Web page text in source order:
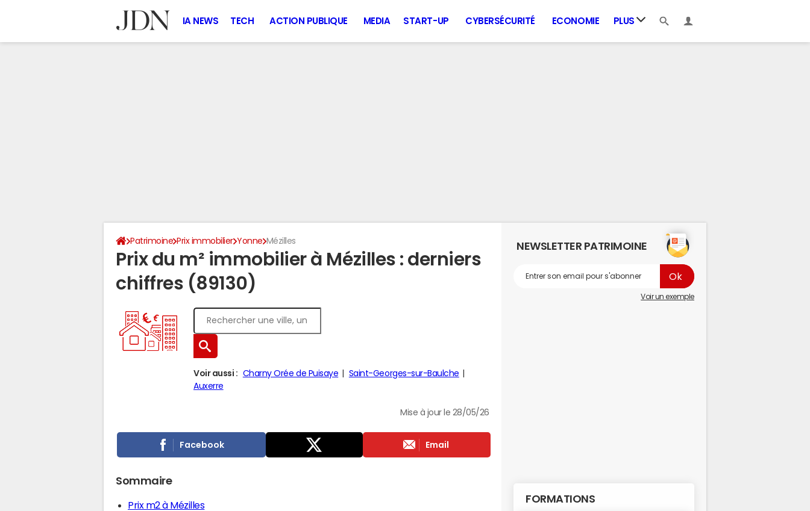
IA NEWS TECH ACTION PUBLIQUE MEDIA START-UP CYBERSÉCURITÉ ECONOMIE PLUS
Patrimoine Prix immobilier Yonne Mézilles
Prix du m² immobilier à Mézilles : derniers
chiffres (89130)
Voir aussi : Charny Orée de Puisaye
Saint-Georges-sur-Baulche
Auxerre
Mise à jour le 28/05/26
Facebook Email
Sommaire
Prix m2 à Mézilles
NEWSLETTER PATRIMOINE
Voir un exemple
FORMATIONS